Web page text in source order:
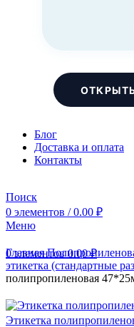
Блог
Доставка и оплата
Контакты
Поиск
0 элементов / 0.00 ₽
Меню
0элементов 0.00₽
Главная
этикетка (стандартные
полипропиленовая
Этикетка